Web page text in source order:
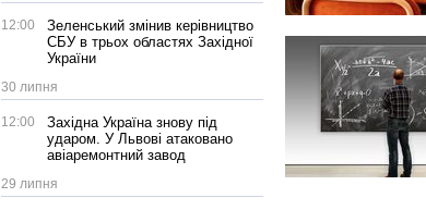
12:00
Зеленський змінив керівництво
СБУ в трьох областях Західної
України
30 липня
12:00
Західна Україна знову під
ударом. У Львові атаковано
авіаремонтний завод
29 липня